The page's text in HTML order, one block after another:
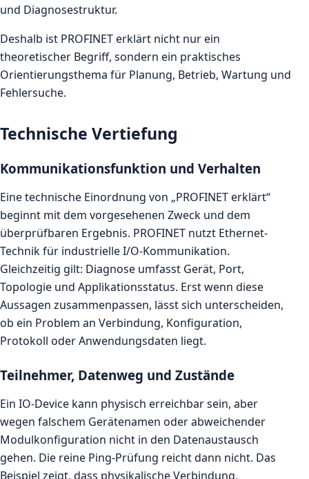
und Diagnosestruktur.
Deshalb ist PROFINET erklärt nicht nur ein
theoretischer Begriff, sondern ein praktisches
Orientierungsthema für Planung, Betrieb, Wartung und
Fehlersuche.
Technische Vertiefung
Kommunikationsfunktion und Verhalten
Eine technische Einordnung von „PROFINET erklärt“
beginnt mit dem vorgesehenen Zweck und dem
überprüfbaren Ergebnis. PROFINET nutzt Ethernet-
Technik für industrielle I/O-Kommunikation.
Gleichzeitig gilt: Diagnose umfasst Gerät, Port,
Topologie und Applikationsstatus. Erst wenn diese
Aussagen zusammenpassen, lässt sich unterscheiden,
ob ein Problem an Verbindung, Konfiguration,
Protokoll oder Anwendungsdaten liegt.
Teilnehmer, Datenweg und Zustände
Ein IO-Device kann physisch erreichbar sein, aber
wegen falschem Gerätenamen oder abweichender
Modulkonfiguration nicht in den Datenaustausch
gehen. Die reine Ping-Prüfung reicht dann nicht. Das
Beispiel zeigt, dass physikalische Verbindung,